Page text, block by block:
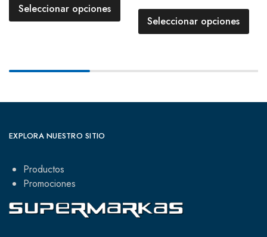
Seleccionar opciones
Seleccionar opciones
EXPLORA NUESTRO SITIO
Productos
Promociones